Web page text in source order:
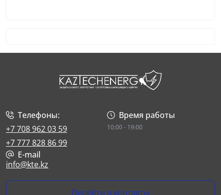
Телефоны:
+7 708 962 03 59
+7 777 828 86 99
Время работы
10:00 - 19:00
E-mail
info@kte.kz
Перейти в контакты